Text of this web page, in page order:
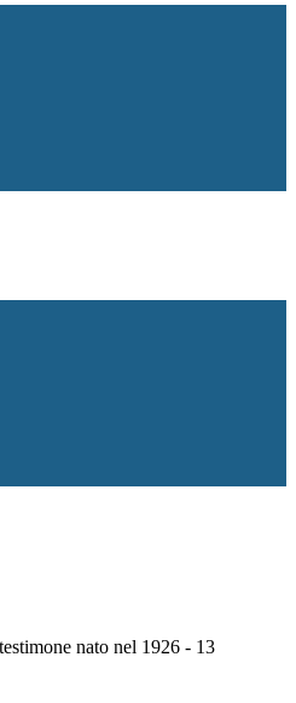
nato nel 1926 - 13